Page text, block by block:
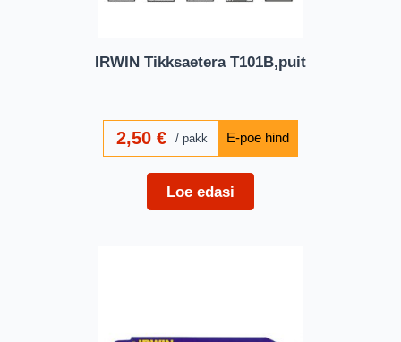
IRWIN Tikksaetera T101B,puit
2,50 € pakk
Loe edasi